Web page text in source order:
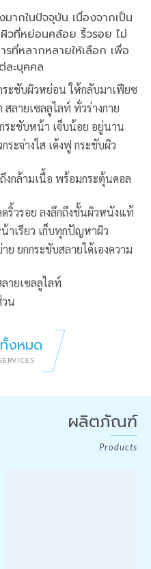
ากในปัจจุบัน เนื่องจากเป็น
วที่หย่อนคล้อย ริ้วรอย ไม่
รที่หลากหลายให้เลือก เพื่อ
ละบุคคล
ระชับผิวหย่อน ให้กลับมาเฟียซ
ลายเซลลูไลท์ ทั่วร่างกาย
ระชับหน้า เจ็บน้อย อยู่นาน
ระจ่างใส เด้งฟู กระชับผิว
งกล้ามเนื้อ พร้อมกระตุ้นคอล
ริ้วรอย ลงลึกถึงชั้นผิวหนังแท้
าเรียว เก็บทุกปัญหาผิว
ย ยกกระชับสลายได้เองความ
ายเซลลูไลท์
น
งหมด
ผลิตภัณฑ์
Products